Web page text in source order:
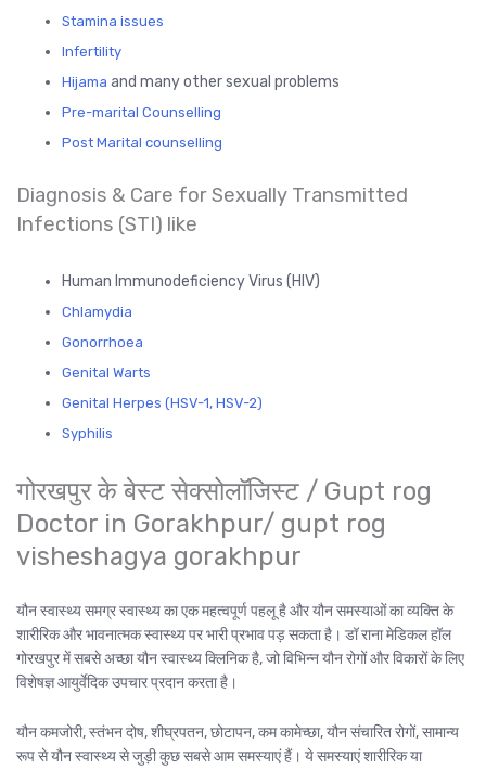
Stamina issues
Infertility
Hijama and many other sexual problems
Pre-marital Counselling
Post Marital counselling
Diagnosis & Care for Sexually Transmitted
Infections (STI) like
Human Immunodeficiency Virus (HIV)
Chlamydia
Gonorrhoea
Genital Warts
Genital Herpes (HSV-1, HSV-2)
Syphilis
गोरखपुर के बेस्ट सेक्सोलॉजिस्ट / Gupt rog
Doctor in Gorakhpur/ gupt rog
visheshagya gorakhpur
यौन स्वास्थ्य समग्र स्वास्थ्य का एक महत्वपूर्ण पहलू है और यौन समस्याओं का व्यक्ति के
शारीरिक और भावनात्मक स्वास्थ्य पर भारी प्रभाव पड़ सकता है। डॉ राना मेडिकल हॉल
गोरखपुर में सबसे अच्छा यौन स्वास्थ्य क्लिनिक है, जो विभिन्न यौन रोगों और विकारों के लिए
विशेषज्ञ आयुर्वेदिक उपचार प्रदान करता है।
यौन कमजोरी, स्तंभन दोष, शीघ्रपतन, छोटापन, कम कामेच्छा, यौन संचारित रोगों, सामान्य
रूप से यौन स्वास्थ्य से जुड़ी कुछ सबसे आम समस्याएं हैं। ये समस्याएं शारीरिक या